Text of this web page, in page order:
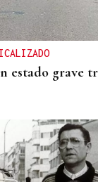
estado grave